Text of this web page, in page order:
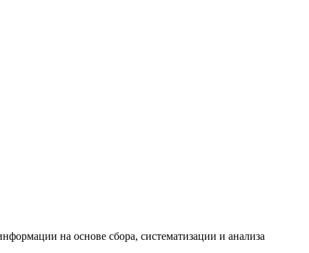
на основе сбора, систематизации и анализа